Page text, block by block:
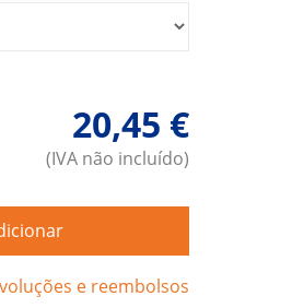
20,45 €
(IVA não incluído)
e reembolsos